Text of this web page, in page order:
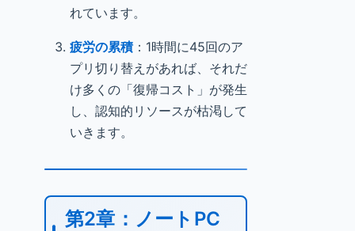
れています。
疲労の累積：1時間に45回のア
プリ切り替えがあれば、それだ
け多くの「復帰コスト」が発生
し、認知的リソースが枯渇して
いきます。
第2章：ノートPC